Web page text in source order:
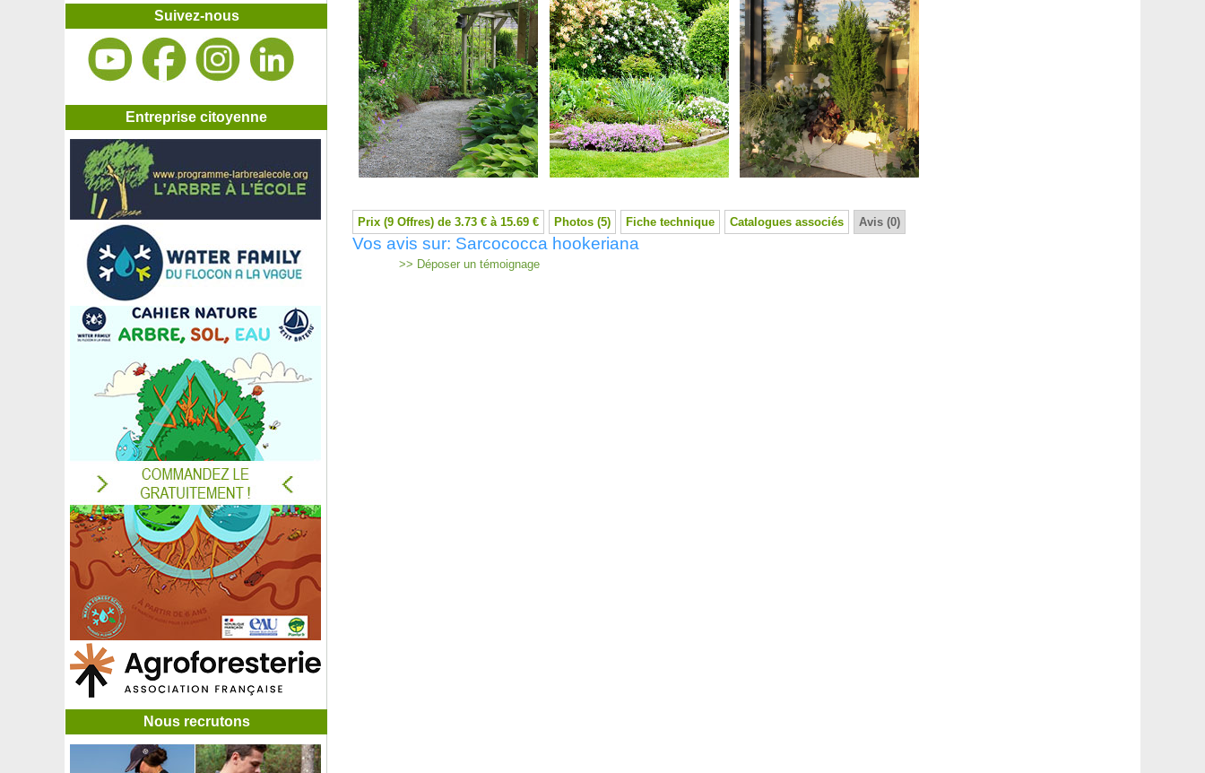
Symphorine 'Magic Berry'
Tamaris commun, Tamaris français
Tamaris de printemps
Tamaris d'été blanc
Tamaris d'été rose
Thé maté, Thé du Paraguay
Thuya d'Orient 'Aurea Nana'
Thym citron
Thym citron doré
Thym commun, Thym de Provence
Tilleul à grandes feuilles
Tilleul à petites feuilles
Tilleul argenté
Tilleul de Mongolie
Trèfle fraisier, Trèfle couvre-sol
Tristaniopsis laurina, Kanooka
Troène commun
Troène du Japon
Tulipier de Virginie
Tupelo, Gommier noir
Valériane blanche
Valériane rouge
Verveine citronnelle
Verveine de Buenos Aires
Verveine exotique,Litsée citronnée,Poivre montagne
Verveine nodiflore couvre-sol gazonnante
Verveine officinale
Vigne à vin 'Cabernet Franc'
Vigne de table à raisins bleus
Vigne de table blanc
Vigne de table Chasselas doré
Vigne de table Chasselas rosé
Vigne de table jaune 'Muscat d'Alexandrie’
Vigne de table noir 'Muscat de Hambourg'
Vigne de table noir sans pépins
Vigne de table rose
Vigne goût fraise - noir
Vigne vierge à fruits bleus 'Elegans'
Vigne vierge de Veitch
Suivez-nous
Entreprise citoyenne
Nous recrutons
Prix (9 Offres) de 3.73 € à 15.69 € Photos (5) Fiche technique Catalogues associés Avis (0)
Vos avis sur: Sarcococca hookeriana
>> Déposer un témoignage